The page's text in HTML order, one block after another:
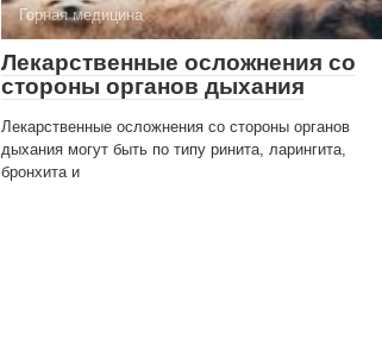
Горная медицина
Лекарственные осложнения со
стороны органов дыхания
Лекарственные осложнения со стороны органов
дыхания могут быть по типу ринита, ларингита,
бронхита и